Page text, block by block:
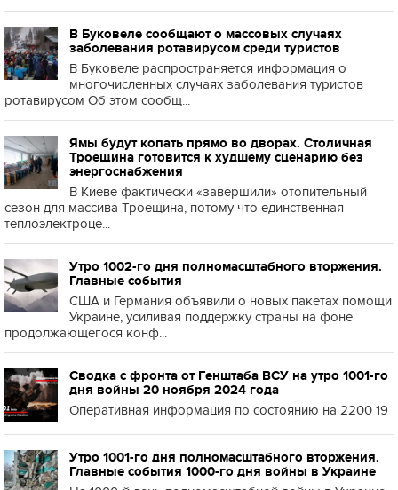
В Буковеле сообщают о массовых случаях
заболевания ротавирусом среди туристов
В Буковеле распространяется информация о
многочисленных случаях заболевания туристов
ротавирусом Об этом сообщ...
Ямы будут копать прямо во дворах. Столичная
Троещина готовится к худшему сценарию без
энергоснабжения
В Киеве фактически «завершили» отопительный
сезон для массива Троещина, потому что единственная
теплоэлектроце...
Утро 1002-го дня полномасштабного вторжения.
Главные события
США и Германия объявили о новых пакетах помощи
Украине, усиливая поддержку страны на фоне
продолжающегося конф...
Сводка с фронта от Генштаба ВСУ на утро 1001-го
дня войны 20 ноября 2024 года
Оперативная информация по состоянию на 2200 19
Утро 1001-го дня полномасштабного вторжения.
Главные события 1000-го дня войны в Украине